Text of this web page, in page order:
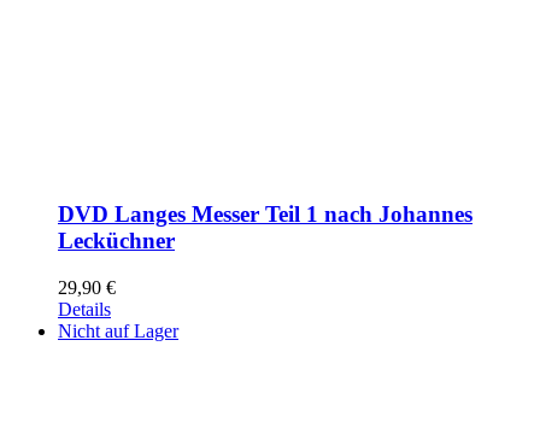
DVD Langes Messer Teil 1 nach Johannes
Lecküchner
29,90 €
Details
Nicht auf Lager